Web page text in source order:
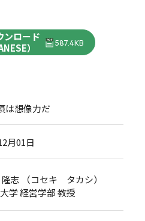
ンロード
）
587.4KB
は想像力だ
月01日
志 （コセキ タカシ）
学 経営学部 教授